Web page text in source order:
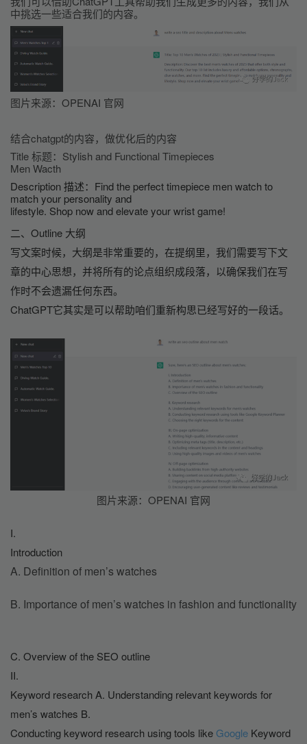
中挑选一些适合我们的内容。
图片来源：OPENAI 官网
结合chatgpt的内容，做优化后的内容
Title 标题：Stylish and Functional Timepieces
Men Wacth
Description 描述：Find the perfect timepiece men watch to
match your personality and
lifestyle. Shop now and elevate your wrist game!
二、Outline 大纲
写文案时候，大纲是非常重要的，在提纲里，我们需要写下文
章的中心思想，并将所有的论点组织成段落，以确保我们在写
作时不会遗漏任何东西。
ChatGPT它其实是可以帮助咱们重新构思已经写好的一段话。
图片来源：OPENAI 官网
I.
Introduction
A. Definition of men’s watches
B. Importance of men’s watches in fashion and functionality
C. Overview of the SEO outline
II.
Keyword research A. Understanding relevant keywords for
men’s watches B.
Conducting keyword research using tools like Google Keyword